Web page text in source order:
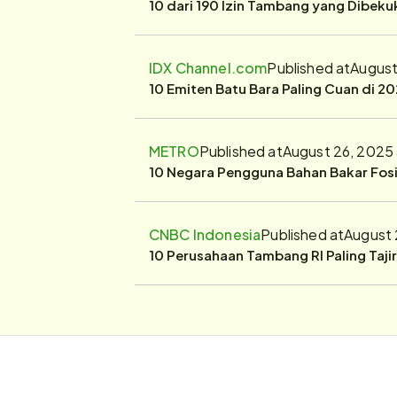
IDX Channel.comPublished at
10 Emiten Batu Bara Paling Cuan di
METROPublished atAugust 26,
10 Negara Pengguna Bahan Bakar
CNBC IndonesiaPublished atAugust
10 Perusahaan Tambang RI Paling